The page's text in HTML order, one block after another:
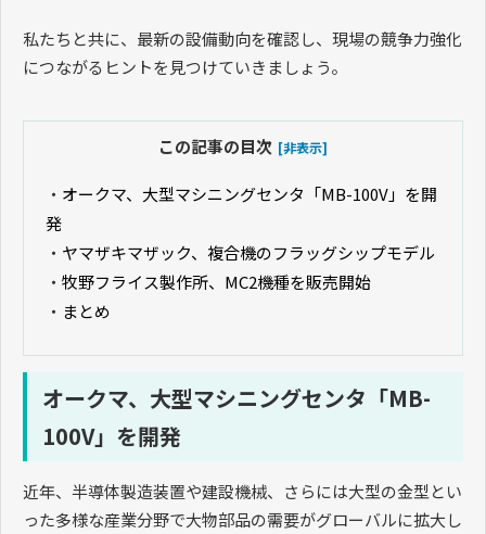
私たちと共に、最新の設備動向を確認し、現場の競争力強化
につながるヒントを見つけていきましょう。
この記事の目次 [非表示]
・ オークマ、大型マシニングセンタ「MB-100V」を開
発
・ ヤマザキマザック、複合機のフラッグシップモデル
・ 牧野フライス製作所、MC2機種を販売開始
・ まとめ
オークマ、大型マシニングセンタ「MB-
100V」を開発
近年、半導体製造装置や建設機械、さらには大型の金型とい
った多様な産業分野で大物部品の需要がグローバルに拡大し